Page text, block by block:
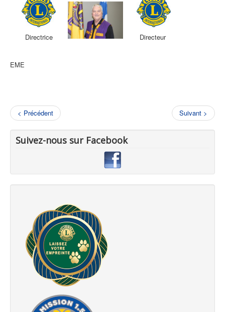
Directrice Directeur
EME
< Précédent Suivant >
Suivez-nous sur Facebook